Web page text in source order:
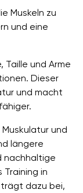
Muskeln zu
und eine
Taille und Arme
Dieser
und macht
und
längere
nachhaltige
Training in
dazu bei,